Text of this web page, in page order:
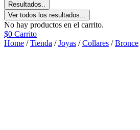
Resultados..
Ver todos los resultados...
No hay productos en el carrito.
$0 Carrito
Home /Tienda /Joyas /Collares /Bronce